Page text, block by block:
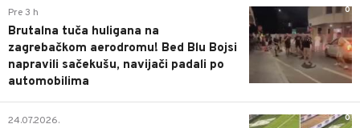
0
Pre 3 h
Brutalna tuča huligana na
zagrebačkom aerodromu! Bed Blu Bojsi
napravili sačekušu, navijači padali po
automobilima
0
24.07.2026.